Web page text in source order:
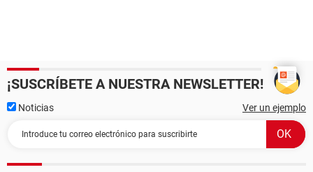
¡SUSCRÍBETE A NUESTRA NEWSLETTER!
Noticias Ver un ejemplo